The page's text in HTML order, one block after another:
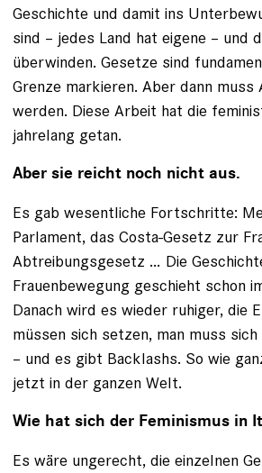
Geschichte und damit ins
sind – jedes Land hat eigene – und
überwinden. Gesetze sind
Grenze markieren. Aber dann
werden. Diese Arbeit hat die
jahrelang getan.
Aber sie reicht noch nicht aus.
Es gab wesentliche Fortschritte:
Parlament, das Costa-Gesetz zur
Abtreibungsgesetz … Die
Frauenbewegung geschieht schon
Danach wird es wieder ruhiger, die
müssen sich setzen, man muss
– und es gibt Backlashs. So wie
jetzt in der ganzen Welt.
Wie hat sich der Feminismus in
Es wäre ungerecht, die einzelnen